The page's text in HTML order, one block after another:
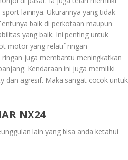
lainnya. Ukurannya yang tidak
baik di perkotaan maupun
yang baik. Ini penting untuk
motor yang relatif ringan
juga membantu meningkatkan
Kendaraan ini juga memiliki
dan agresif. Maka sangat cocok untuk
NX24
lain yang bisa anda ketahui